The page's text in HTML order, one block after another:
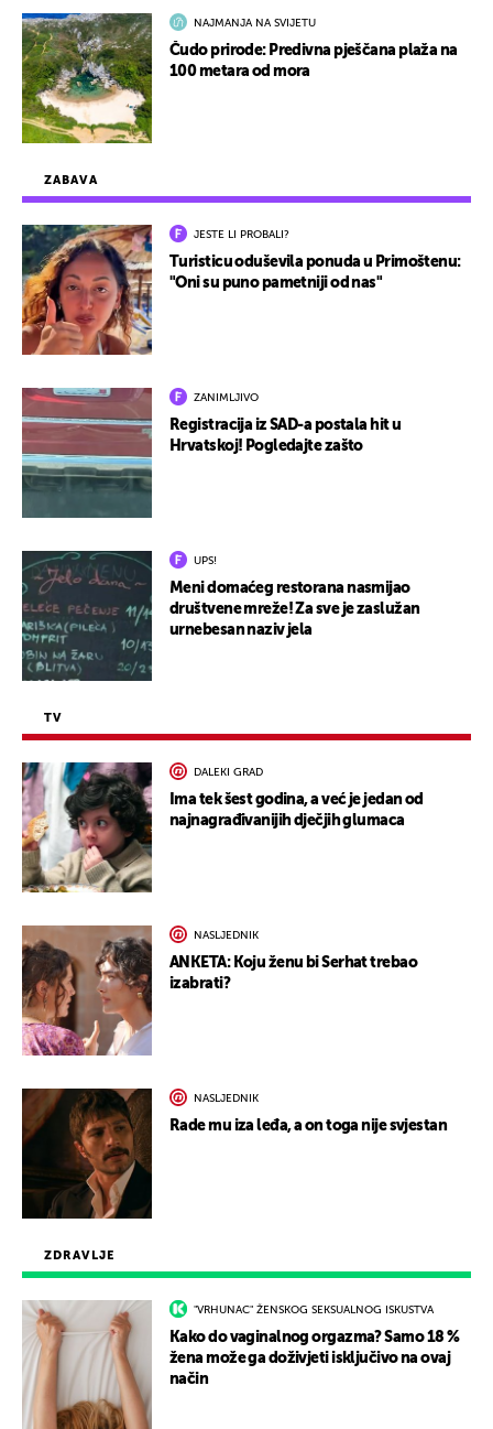
ZDRAVLJE
"VRHUNAC" ŽENSKOG SEKSUALNOG ISKUSTVA
Kako do vaginalnog orgazma? Samo 18 %
žena može ga doživjeti isključivo na ovaj
način
ZABAVA
JESTE LI PROBALI?
Turisticu oduševila ponuda u Primoštenu:
"Oni su puno pametniji od nas"
ZANIMLJIVO
Registracija iz SAD-a postala hit u
Hrvatskoj! Pogledajte zašto
UPS!
Meni domaćeg restorana nasmijao
društvene mreže! Za sve je zaslužan
urnebesan naziv jela
TV
DALEKI GRAD
Ima tek šest godina, a već je jedan od
najnagrađivanijih dječjih glumaca
NASLJEDNIK
ANKETA: Koju ženu bi Serhat trebao
izabrati?
NASLJEDNIK
Rade mu iza leđa, a on toga nije svjestan
NAJMANJA NA SVIJETU
Čudo prirode: Predivna pješčana plaža na
100 metara od mora